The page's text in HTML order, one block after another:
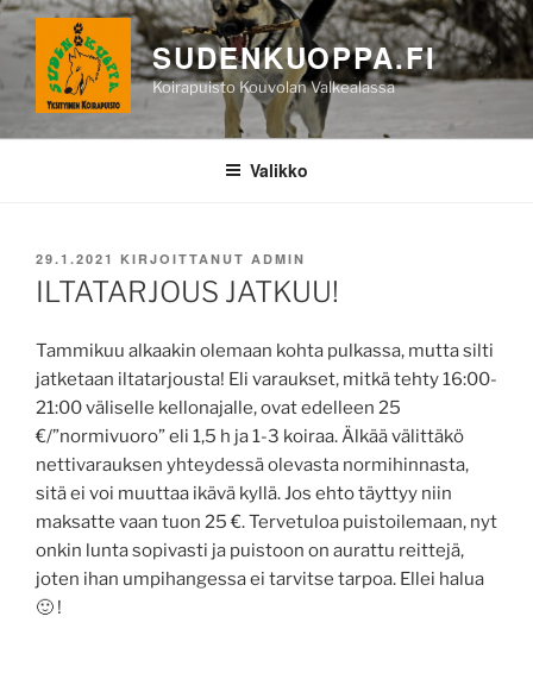
Siirry
sisältöön
SUDENKUOPPA.FI
Koirapuisto Kouvolan Valkealassa
Valikko
JULKAISTU
29.1.2021 KIRJOITTANUT ADMIN
ILTATARJOUS JATKUU!
Tammikuu alkaakin olemaan kohta pulkassa, mutta silti
jatketaan iltatarjousta! Eli varaukset, mitkä tehty 16:00-
21:00 väliselle kellonajalle, ovat edelleen 25
€/”normivuoro” eli 1,5 h ja 1-3 koiraa. Älkää välittäkö
nettivarauksen yhteydessä olevasta normihinnasta,
sitä ei voi muuttaa ikävä kyllä. Jos ehto täyttyy niin
maksatte vaan tuon 25 €. Tervetuloa puistoilemaan, nyt
onkin lunta sopivasti ja puistoon on aurattu reittejä,
joten ihan umpihangessa ei tarvitse tarpoa. Ellei halua
🙂 !